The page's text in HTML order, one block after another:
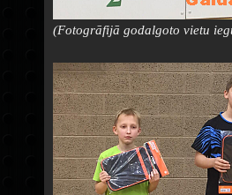
(Fotogrāfijā godalgoto vietu